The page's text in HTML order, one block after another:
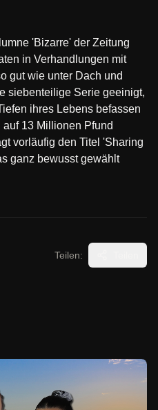
'Bizarre' der Zeitung
in Verhandlungen mit
gut wie unter Dach und
siebenteilige Serie geeinigt,
ihres Lebens befassen
13 Millionen Pfund
vorläufig den Titel 'Sharing
ganz bewusst gewählt
Teilen: